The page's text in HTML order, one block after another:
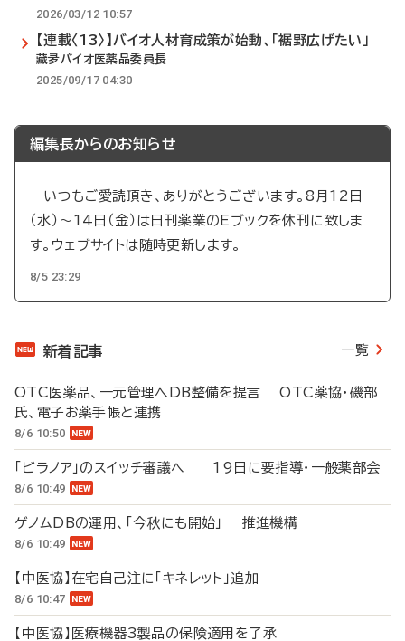
2026/03/12 10:57
【連載〈13〉】バイオ人材育成策が始動、「裾野広げたい」
藏夛バイオ医薬品委員長
2025/09/17 04:30
編集長からのお知らせ
いつもご愛読頂き、ありがとうございます。8月12日
（水）～14日（金）は日刊薬業のEブックを休刊に致しま
す。ウェブサイトは随時更新します。
8/5 23:29
新着記事 一覧
OTC医薬品、一元管理へDB整備を提言 OTC薬協・磯部
氏、電子お薬手帳と連携
8/6 10:50
「ビラノア」のスイッチ審議へ 19日に要指導・一般薬部会
8/6 10:49
ゲノムDBの運用、「今秋にも開始」 推進機構
8/6 10:49
【中医協】在宅自己注に「キネレット」追加
8/6 10:47
【中医協】医療機器3製品の保険適用を了承